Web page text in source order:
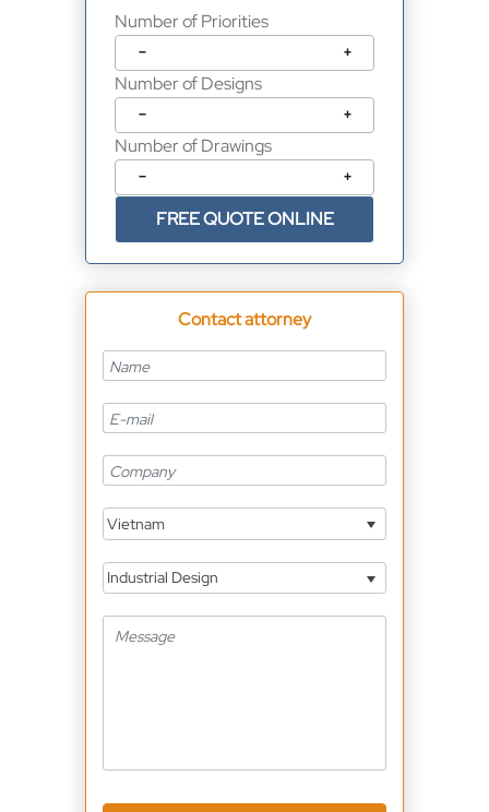
Number of Priorities
− +
Number of Designs
− +
Number of Drawings
− +
FREE QUOTE ONLINE
Contact attorney
Vietnam
Industrial Design